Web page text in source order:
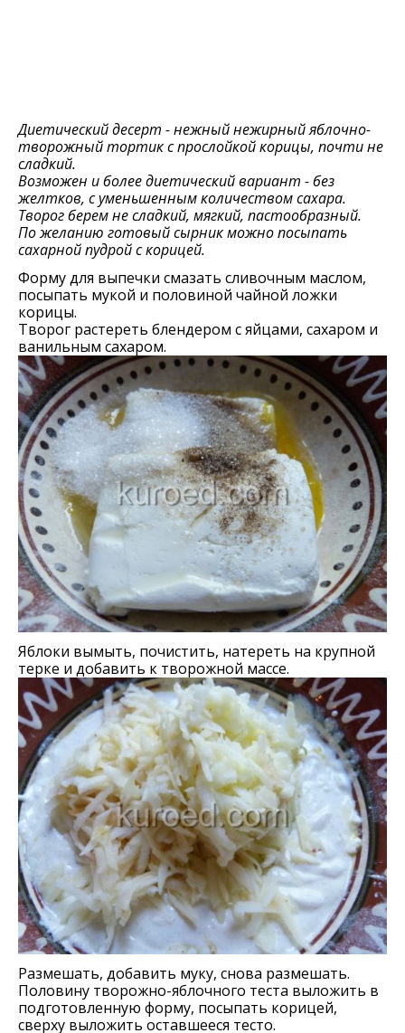
Диетический десерт - нежный нежирный яблочно-
творожный тортик с прослойкой корицы, почти не
сладкий.
Возможен и более диетический вариант - без
желтков, с уменьшенным количеством сахара.
Творог берем не сладкий, мягкий, пастообразный.
По желанию готовый сырник можно посыпать
сахарной пудрой с корицей.
Форму для выпечки смазать сливочным маслом,
посыпать мукой и половиной чайной ложки
корицы.
Творог растереть блендером с яйцами, сахаром и
ванильным сахаром.
Яблоки вымыть, почистить, натереть на крупной
терке и добавить к творожной массе.
Размешать, добавить муку, снова размешать.
Половину творожно-яблочного теста выложить в
подготовленную форму, посыпать корицей,
сверху выложить оставшееся тесто.